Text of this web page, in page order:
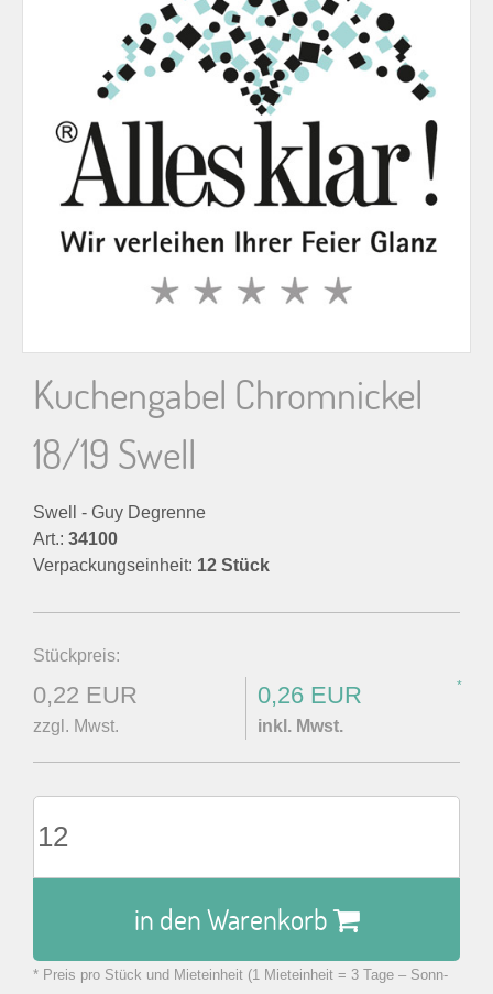
a
h
Kuchengabel Chromnickel
18/19 Swell
Swell - Guy Degrenne
Art.: 34100
Verpackungseinheit: 12 Stück
Stückpreis:
0,22 EUR
zzgl. Mwst.
0,26 EUR *
inkl. Mwst.
in den Warenkorb
* Preis pro Stück und Mieteinheit (1 Mieteinheit = 3 Tage – Sonn-